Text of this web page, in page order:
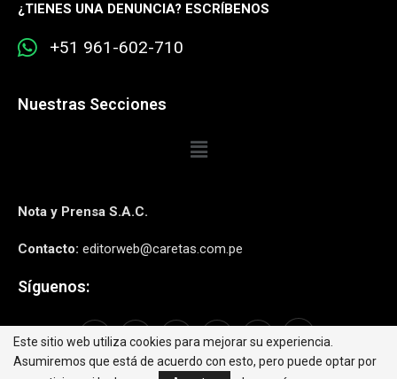
¿TIENES UNA DENUNCIA? ESCRÍBENOS
+51 961-602-710
Nuestras Secciones
Nota y Prensa S.A.C.
Contacto: editorweb@caretas.com.pe
Síguenos:
Este sitio web utiliza cookies para mejorar su experiencia.
Asumiremos que está de acuerdo con esto, pero puede optar por